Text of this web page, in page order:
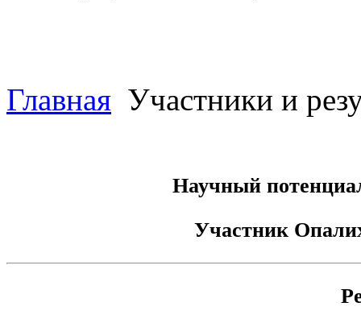
Главная Участники и
Научный
Участник